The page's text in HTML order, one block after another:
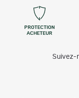
PROTECTION
ACHETEUR
Suivez-